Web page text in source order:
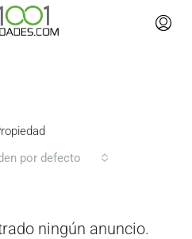
por defecto
ningún anuncio.